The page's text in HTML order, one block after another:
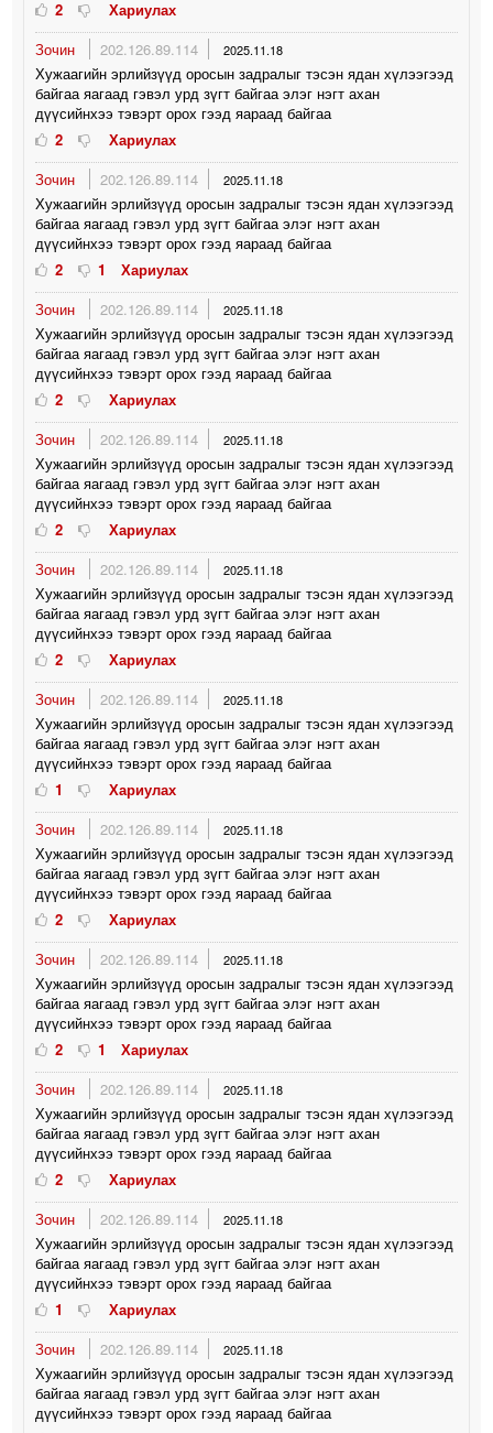
2
Хариулах
Зочин
202.126.89.114 2025.11.18
Хужаагийн эрлийзүүд оросын задралыг тэсэн ядан хүлээгээд
байгаа яагаад гэвэл урд зүгт байгаа элэг нэгт ахан
дүүсийнхээ тэвэрт орох гээд яараад байгаа
2
Хариулах
Зочин
202.126.89.114 2025.11.18
Хужаагийн эрлийзүүд оросын задралыг тэсэн ядан хүлээгээд
байгаа яагаад гэвэл урд зүгт байгаа элэг нэгт ахан
дүүсийнхээ тэвэрт орох гээд яараад байгаа
2
1
Хариулах
Зочин
202.126.89.114 2025.11.18
Хужаагийн эрлийзүүд оросын задралыг тэсэн ядан хүлээгээд
байгаа яагаад гэвэл урд зүгт байгаа элэг нэгт ахан
дүүсийнхээ тэвэрт орох гээд яараад байгаа
2
Хариулах
Зочин
202.126.89.114 2025.11.18
Хужаагийн эрлийзүүд оросын задралыг тэсэн ядан хүлээгээд
байгаа яагаад гэвэл урд зүгт байгаа элэг нэгт ахан
дүүсийнхээ тэвэрт орох гээд яараад байгаа
2
Хариулах
Зочин
202.126.89.114 2025.11.18
Хужаагийн эрлийзүүд оросын задралыг тэсэн ядан хүлээгээд
байгаа яагаад гэвэл урд зүгт байгаа элэг нэгт ахан
дүүсийнхээ тэвэрт орох гээд яараад байгаа
2
Хариулах
Зочин
202.126.89.114 2025.11.18
Хужаагийн эрлийзүүд оросын задралыг тэсэн ядан хүлээгээд
байгаа яагаад гэвэл урд зүгт байгаа элэг нэгт ахан
дүүсийнхээ тэвэрт орох гээд яараад байгаа
1
Хариулах
Зочин
202.126.89.114 2025.11.18
Хужаагийн эрлийзүүд оросын задралыг тэсэн ядан хүлээгээд
байгаа яагаад гэвэл урд зүгт байгаа элэг нэгт ахан
дүүсийнхээ тэвэрт орох гээд яараад байгаа
2
Хариулах
Зочин
202.126.89.114 2025.11.18
Хужаагийн эрлийзүүд оросын задралыг тэсэн ядан хүлээгээд
байгаа яагаад гэвэл урд зүгт байгаа элэг нэгт ахан
дүүсийнхээ тэвэрт орох гээд яараад байгаа
2
1
Хариулах
Зочин
202.126.89.114 2025.11.18
Хужаагийн эрлийзүүд оросын задралыг тэсэн ядан хүлээгээд
байгаа яагаад гэвэл урд зүгт байгаа элэг нэгт ахан
дүүсийнхээ тэвэрт орох гээд яараад байгаа
2
Хариулах
Зочин
202.126.89.114 2025.11.18
Хужаагийн эрлийзүүд оросын задралыг тэсэн ядан хүлээгээд
байгаа яагаад гэвэл урд зүгт байгаа элэг нэгт ахан
дүүсийнхээ тэвэрт орох гээд яараад байгаа
1
Хариулах
Зочин
202.126.89.114 2025.11.18
Хужаагийн эрлийзүүд оросын задралыг тэсэн ядан хүлээгээд
байгаа яагаад гэвэл урд зүгт байгаа элэг нэгт ахан
дүүсийнхээ тэвэрт орох гээд яараад байгаа